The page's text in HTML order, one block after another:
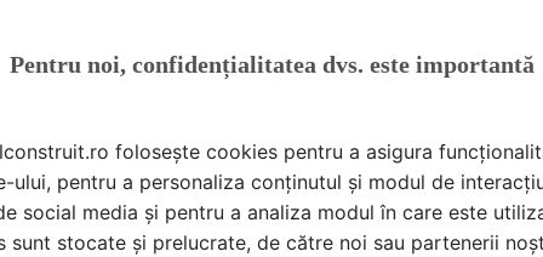
decorativ ușor de montat și de integrat în orice cameră
cu caroiaj
decorativ se bazează pe repetarea ritmică a unor
vizual puternic și poate adăuga profunzime și
Pentru noi, confidențialitatea dvs. este importantă
folosește cookies pentru a asigura
ului, pentru a personaliza conținutul și modul de
social media și pentru a analiza modul în care este
sunt stocate și prelucrate, de către noi sau partenerii